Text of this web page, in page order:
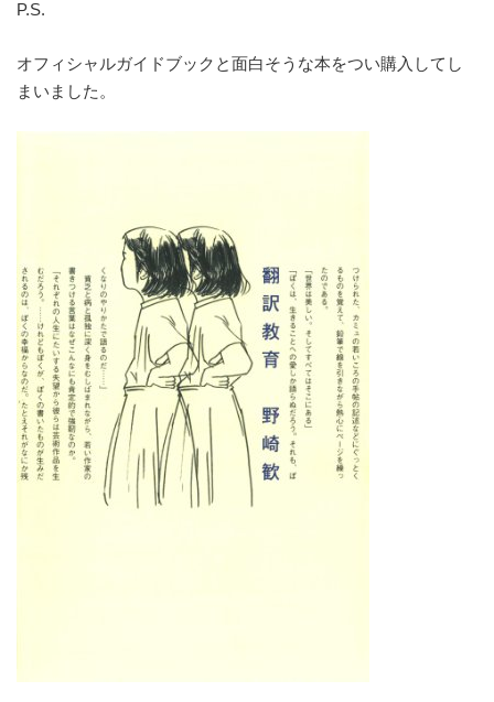
P.S.
オフィシャルガイドブックと面白そうな本をつい購入してし
まいました。